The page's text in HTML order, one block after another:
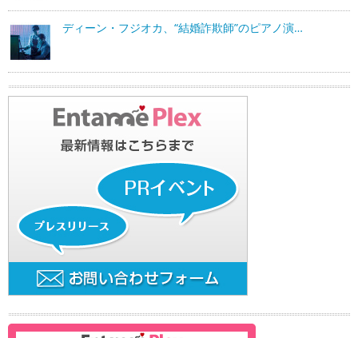
ディーン・フジオカ、“結婚詐欺師”のピアノ演…